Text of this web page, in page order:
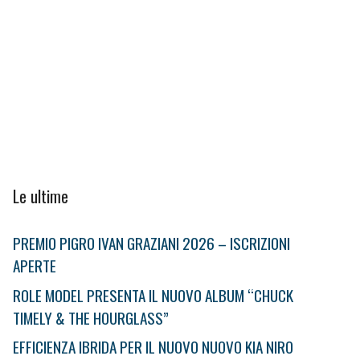
Le ultime
PREMIO PIGRO IVAN GRAZIANI 2026 – ISCRIZIONI
APERTE
ROLE MODEL PRESENTA IL NUOVO ALBUM “CHUCK
TIMELY & THE HOURGLASS”
EFFICIENZA IBRIDA PER IL NUOVO NUOVO KIA NIRO